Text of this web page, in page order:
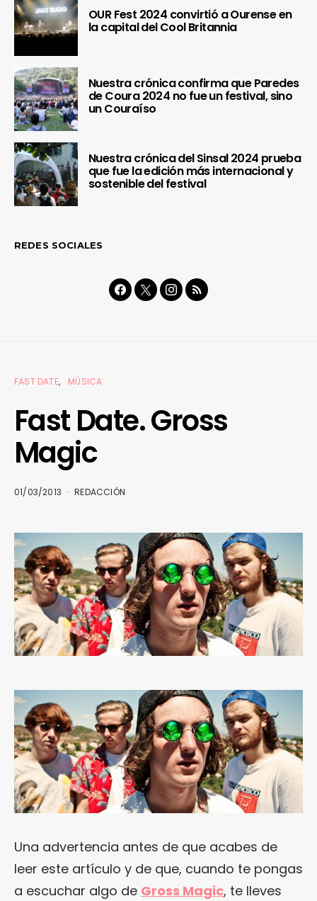
OUR Fest 2024 convirtió a Ourense en
la capital del Cool Britannia
Nuestra crónica confirma que Paredes
de Coura 2024 no fue un festival, sino
un Couraíso
Nuestra crónica del Sinsal 2024 prueba
que fue la edición más internacional y
sostenible del festival
REDES SOCIALES
FAST DATE MÚSICA
Fast Date. Gross
Magic
01/03/2013 REDACCIÓN
Una advertencia antes de que acabes de
leer este artículo y de que, cuando te pongas
a escuchar algo de Gross Magic, te lleves